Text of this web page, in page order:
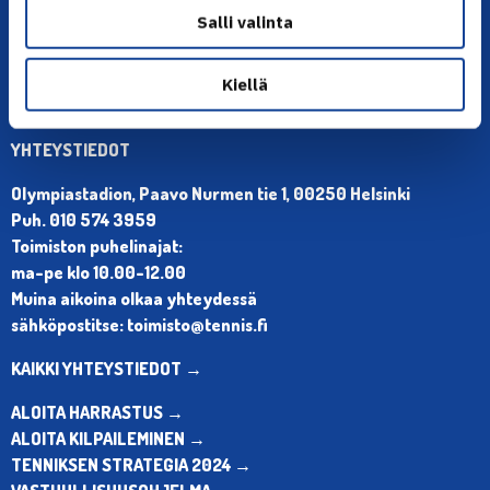
Salli valinta
Kiellä
YHTEYSTIEDOT
Olympiastadion, Paavo Nurmen tie 1, 00250 Helsinki
Puh. 010 574 3959
Toimiston puhelinajat:
ma-pe klo 10.00-12.00
Muina aikoina olkaa yhteydessä
sähköpostitse: toimisto@tennis.fi
KAIKKI YHTEYSTIEDOT →
ALOITA HARRASTUS →
ALOITA KILPAILEMINEN →
TENNIKSEN STRATEGIA 2024 →